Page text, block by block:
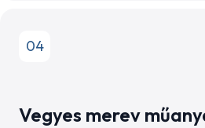
04
Vegyes merev